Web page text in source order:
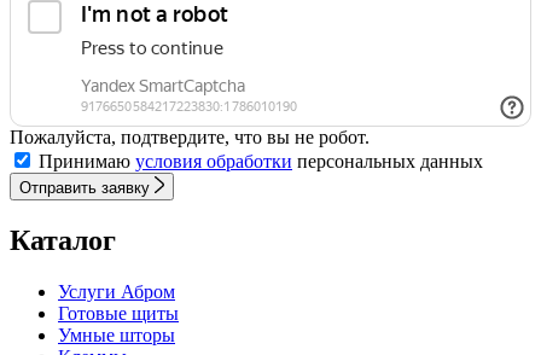
Пожалуйста, подтвердите, что вы не робот.
Принимаю условия обработки персональных данных
Отправить заявку
Каталог
Услуги Абром
Готовые щиты
Умные шторы